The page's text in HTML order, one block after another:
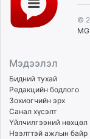
©
Мэдээлэл
Бидний тухай
Редакцийн бодлого
Зохиогчийн эрх
Санал хүсэлт
Үйлчилгээний нөхцөл
Нээлттэй ажлын байр